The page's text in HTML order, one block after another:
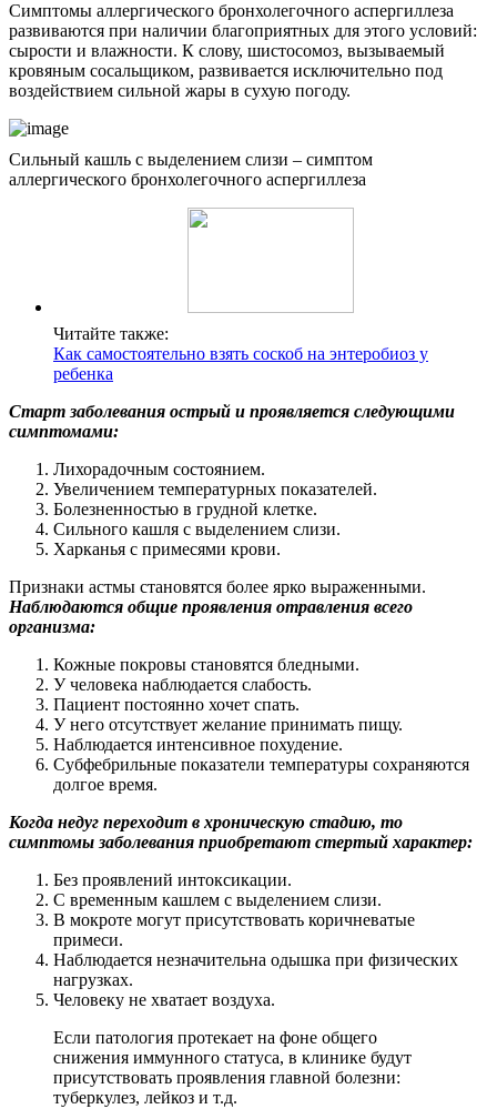
Симптомы аллергического бронхолегочного аспергиллеза
развиваются при наличии благоприятных для этого условий:
сырости и влажности. К слову, шистосомоз, вызываемый
кровяным сосальщиком, развивается исключительно под
воздействием сильной жары в сухую погоду.
Сильный кашль с выделением слизи – симптом
аллергического бронхолегочного аспергиллеза
Читайте также:
Как самостоятельно взять соскоб на энтеробиоз у
ребенка
Старт заболевания острый и проявляется следующими
симптомами:
Лихорадочным состоянием.
Увеличением температурных показателей.
Болезненностью в грудной клетке.
Сильного кашля с выделением слизи.
Харканья с примесями крови.
Признаки астмы становятся более ярко выраженными.
Наблюдаются общие проявления отравления всего
организма:
Кожные покровы становятся бледными.
У человека наблюдается слабость.
Пациент постоянно хочет спать.
У него отсутствует желание принимать пищу.
Наблюдается интенсивное похудение.
Субфебрильные показатели температуры сохраняются
долгое время.
Когда недуг переходит в хроническую стадию, то
симптомы заболевания приобретают стертый характер:
Без проявлений интоксикации.
С временным кашлем с выделением слизи.
В мокроте могут присутствовать коричневатые
примеси.
Наблюдается незначительна одышка при физических
нагрузках.
Человеку не хватает воздуха.
Если патология протекает на фоне общего
снижения иммунного статуса, в клинике будут
присутствовать проявления главной болезни:
туберкулез, лейкоз и т.д.